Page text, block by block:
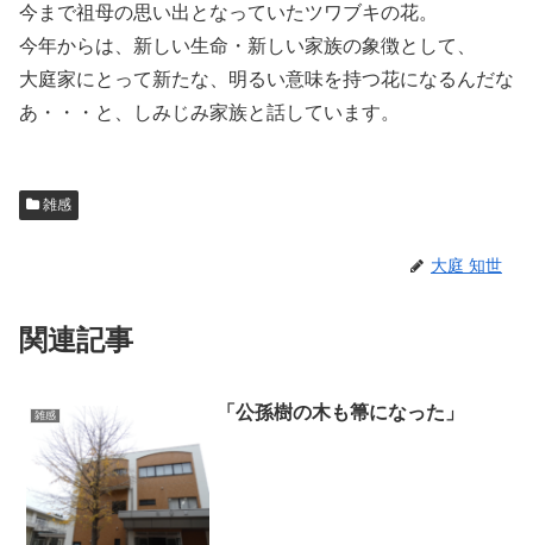
今まで祖母の思い出となっていたツワブキの花。
今年からは、新しい生命・新しい家族の象徴として、
大庭家にとって新たな、明るい意味を持つ花になるんだな
あ・・・と、しみじみ家族と話しています。
雑感
大庭 知世
関連記事
雑感 「公孫樹の木も箒になった」